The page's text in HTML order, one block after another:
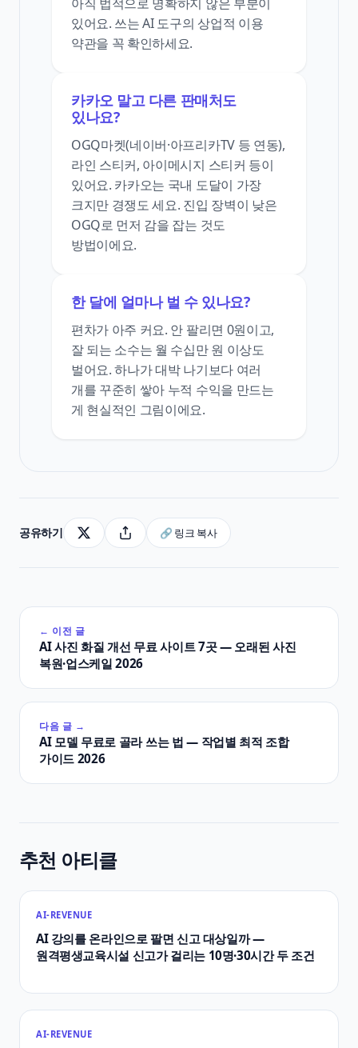
있어요. 쓰는 AI 도구의 상업적 이용
약관을 꼭 확인하세요.
카카오 말고 다른 판매처도
있나요?
OGQ마켓(네이버·아프리카TV 등 연동),
라인 스티커, 아이메시지 스티커 등이
있어요. 카카오는 국내 도달이 가장
크지만 경쟁도 세요. 진입 장벽이 낮은
OGQ로 먼저 감을 잡는 것도
방법이에요.
한 달에 얼마나 벌 수 있나요?
편차가 아주 커요. 안 팔리면 0원이고,
잘 되는 소수는 월 수십만 원 이상도
벌어요. 하나가 대박 나기보다 여러
개를 꾸준히 쌓아 누적 수익을 만드는
게 현실적인 그림이에요.
공유하기 🔗 링크 복사
← 이전 글
AI 사진 화질 개선 무료 사이트 7곳 — 오래된 사진
복원·업스케일 2026
다음 글 →
AI 모델 무료로 골라 쓰는 법 — 작업별 최적 조합
가이드 2026
추천 아티클
AI-REVENUE
AI 강의를 온라인으로 팔면 신고 대상일까 —
원격평생교육시설 신고가 걸리는 10명·30시간 두 조건
AI-REVENUE